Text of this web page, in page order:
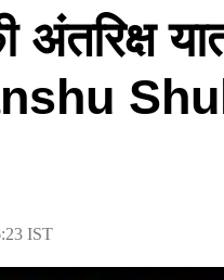
अंतरिक्ष
IST